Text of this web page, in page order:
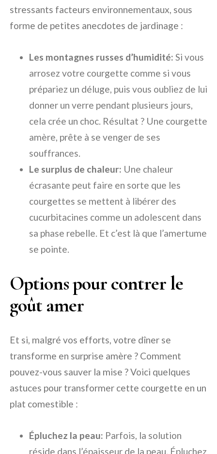
stressants facteurs environnementaux, sous
forme de petites anecdotes de jardinage :
Les montagnes russes d’humidité: Si vous
arrosez votre courgette comme si vous
prépariez un déluge, puis vous oubliez de lui
donner un verre pendant plusieurs jours,
cela crée un choc. Résultat ? Une courgette
amère, prête à se venger de ses
souffrances.
Le surplus de chaleur: Une chaleur
écrasante peut faire en sorte que les
courgettes se mettent à libérer des
cucurbitacines comme un adolescent dans
sa phase rebelle. Et c’est là que l’amertume
se pointe.
Options pour contrer le
goût amer
Et si, malgré vos efforts, votre dîner se
transforme en surprise amère ? Comment
pouvez-vous sauver la mise ? Voici quelques
astuces pour transformer cette courgette en un
plat comestible :
Épluchez la peau: Parfois, la solution
réside dans l’épaisseur de la peau. Épluchez